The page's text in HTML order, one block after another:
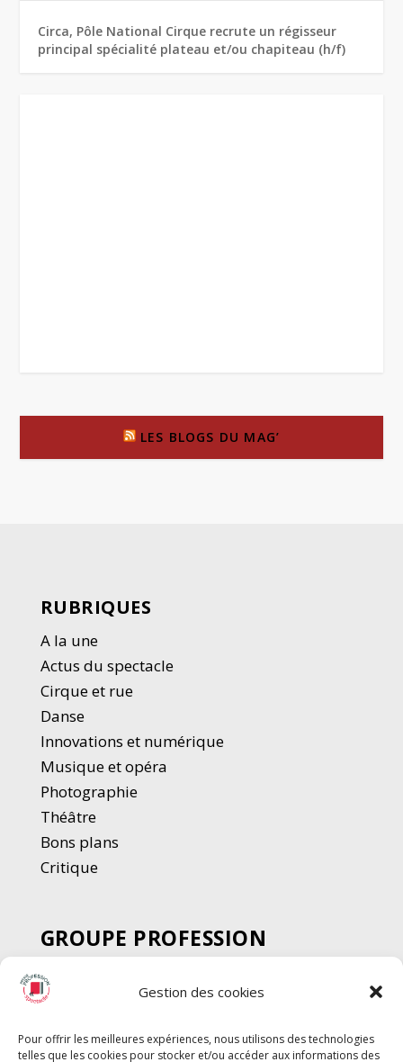
Gestion des cookies
Pour offrir les meilleures expériences, nous utilisons des technologies
telles que les cookies pour stocker et/ou accéder aux informations des
Circa, Pôle National Cirque recrute un régisseur
principal spécialité plateau et/ou chapiteau (h/f)
LES BLOGS DU MAG’
RUBRIQUES
A la une
Actus du spectacle
Cirque et rue
Danse
Innovations et numérique
Musique et opéra
Photographie
Théâtre
Bons plans
Critique
GROUPE PROFESSION
SPECTACLE
Chèque Intermittents
Chèque Compta